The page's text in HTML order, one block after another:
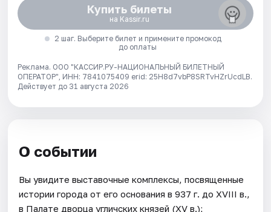
Купить билеты
на Kassir.ru
2 шаг. Выберите билет и примените промокод
до оплаты
Реклама. ООО "КАССИР.РУ-НАЦИОНАЛЬНЫЙ БИЛЕТНЫЙ
ОПЕРАТОР", ИНН: 7841075409 erid: 25H8d7vbP8SRTvHZrUcdLB.
Действует до 31 августа 2026
О событии
Вы увидите выставочные комплексы, посвященные
истории города от его основания в 937 г. до XVIII в.,
в Палате дворца угличских князей (XV в.);